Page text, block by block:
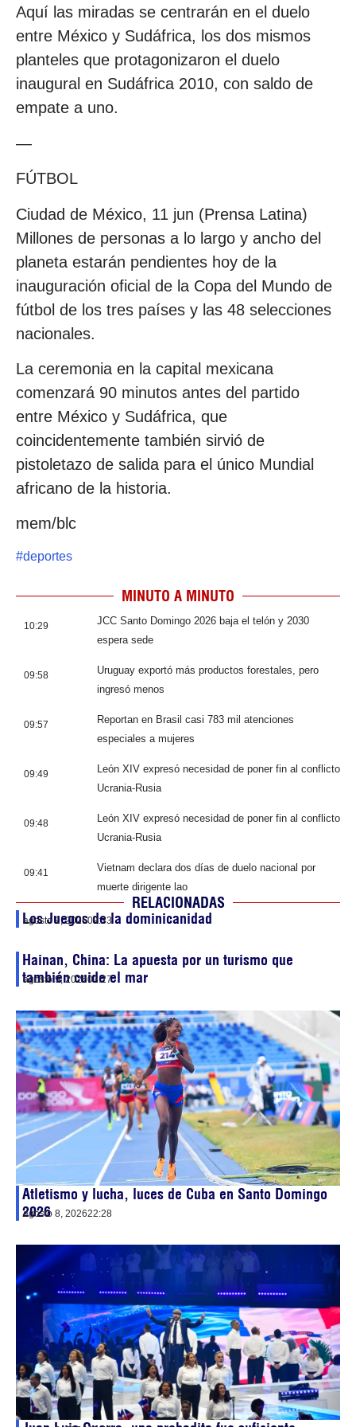
Aquí las miradas se centrarán en el duelo
entre México y Sudáfrica, los dos mismos
planteles que protagonizaron el duelo
inaugural en Sudáfrica 2010, con saldo de
empate a uno.
—
FÚTBOL
Ciudad de México, 11 jun (Prensa Latina)
Millones de personas a lo largo y ancho del
planeta estarán pendientes hoy de la
inauguración oficial de la Copa del Mundo de
fútbol de los tres países y las 48 selecciones
nacionales.
La ceremonia en la capital mexicana
comenzará 90 minutos antes del partido
entre México y Sudáfrica, que
coincidentemente también sirvió de
pistoletazo de salida para el único Mundial
africano de la historia.
mem/blc
#deportes
MINUTO A MINUTO
10:29
JCC Santo Domingo 2026 baja el telón y 2030
espera sede
09:58
Uruguay exportó más productos forestales, pero
ingresó menos
09:57
Reportan en Brasil casi 783 mil atenciones
especiales a mujeres
09:49
León XIV expresó necesidad de poner fin al conflicto
Ucrania-Rusia
09:48
León XIV expresó necesidad de poner fin al conflicto
Ucrania-Rusia
09:41
Vietnam declara dos días de duelo nacional por
muerte dirigente lao
RELACIONADAS
Los Juegos de la dominicanidad
agosto 9, 202609:33
Hainan, China: La apuesta por un turismo que
también cuide el mar
agosto 9, 202603:27
Atletismo y lucha, luces de Cuba en Santo Domingo
2026
agosto 8, 202622:28